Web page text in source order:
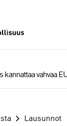
kannattaa vahvaa
Lausunnot